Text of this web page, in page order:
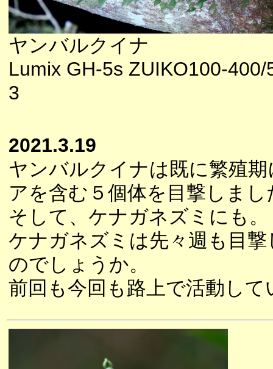
ヤンバルクイナ
Lumix GH-5s ZUIKO100-400/
3
2021.3.19
ヤンバルクイナは既に繁殖
アを含む５個体を目撃しまし
そして、ケナガネズミにも。
ケナガネズミは先々週も目
のでしょうか。
前回も今回も路上で活動し